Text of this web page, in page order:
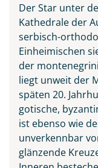
Der Star unter
Kathedrale der
serbisch-
Einheimischen
der
liegt unweit der
späten 20.
gotische,
ist ebenso wie
unverkennbar
glänzende